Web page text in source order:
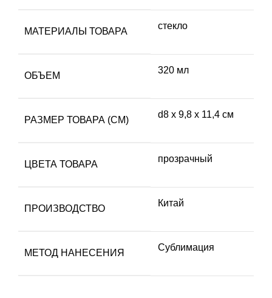
МАТЕРИАЛЫ ТОВАРА
стекло
ОБЪЕМ
320 мл
РАЗМЕР ТОВАРА (СМ)
d8 х 9,8 х 11,4 см
ЦВЕТА ТОВАРА
прозрачный
ПРОИЗВОДСТВО
Китай
МЕТОД НАНЕСЕНИЯ
Сублимация